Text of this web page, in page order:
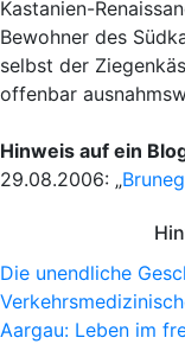
Kastanien-
Bewohner des
selbst der
offenbar
Hinweis auf ein
29.08.2006: „
Die unendliche
Aargau: Leben im